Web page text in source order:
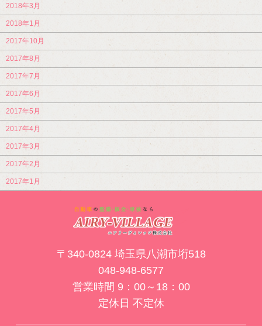
2018年3月
2018年1月
2017年10月
2017年8月
2017年7月
2017年6月
2017年5月
2017年4月
2017年3月
2017年2月
2017年1月
〒340-0824 埼玉県八潮市垳518
048-948-6577
営業時間 9：00～18：00
定休日 不定休